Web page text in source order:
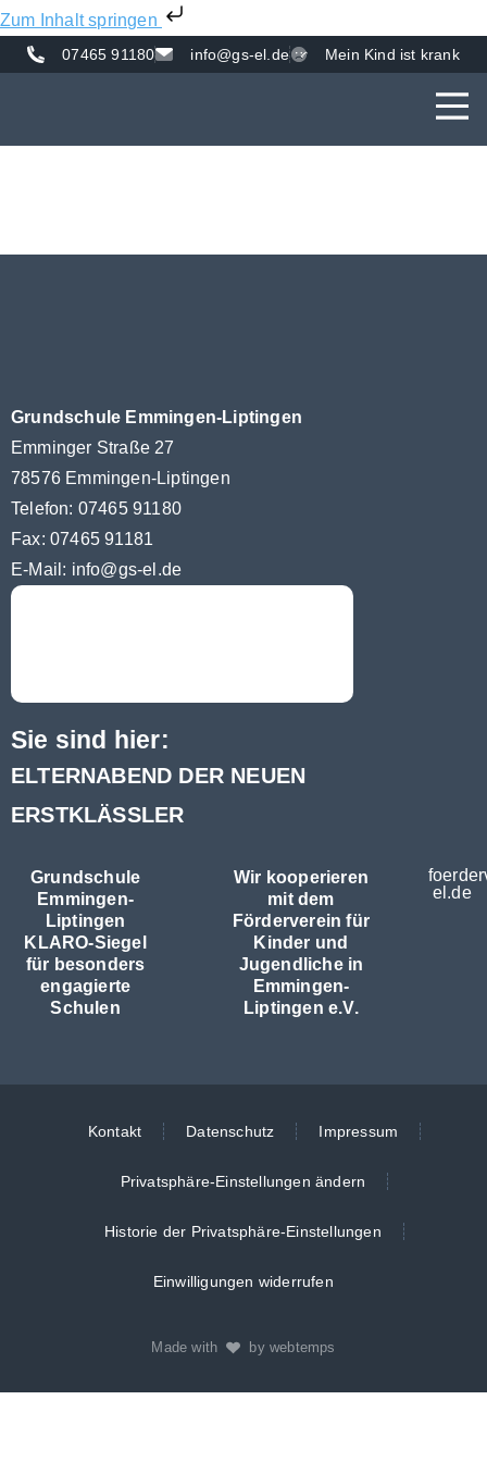
Zum Inhalt springen
07465 91180 info@gs-el.de Mein Kind ist krank
Grundschule Emmingen-Liptingen
Emminger Straße 27
78576 Emmingen-Liptingen
Telefon: 07465 91180
Fax: 07465 91181
E-Mail: info@gs-el.de
Sie sind hier:
ELTERNABEND DER NEUEN
ERSTKLÄSSLER
Grundschule
Emmingen-
Liptingen
KLARO-Siegel
für besonders
engagierte
Schulen
Wir kooperieren
mit dem
Förderverein für
Kinder und
Jugendliche in
Emmingen-
Liptingen e.V.
el.de
Kontakt Datenschutz Impressum
Privatsphäre-Einstellungen ändern
Historie der Privatsphäre-Einstellungen
Einwilligungen widerrufen
Made with by webtemps